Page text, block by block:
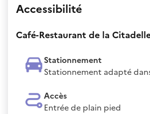
Accessibilité
Café-Restaurant de la
Stationnement
Stationnement adapté
Accès
Entrée de plain pied